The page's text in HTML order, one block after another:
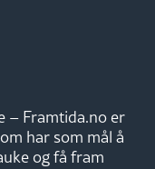
– Framtida.no er
har som mål å
og få fram